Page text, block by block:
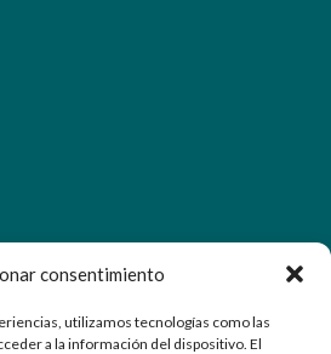
consentimiento
utilizamos tecnologías como las
a la información del dispositivo. El